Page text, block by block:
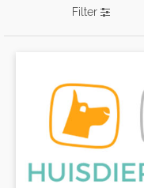
Filter